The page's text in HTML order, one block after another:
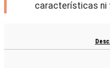
características ni